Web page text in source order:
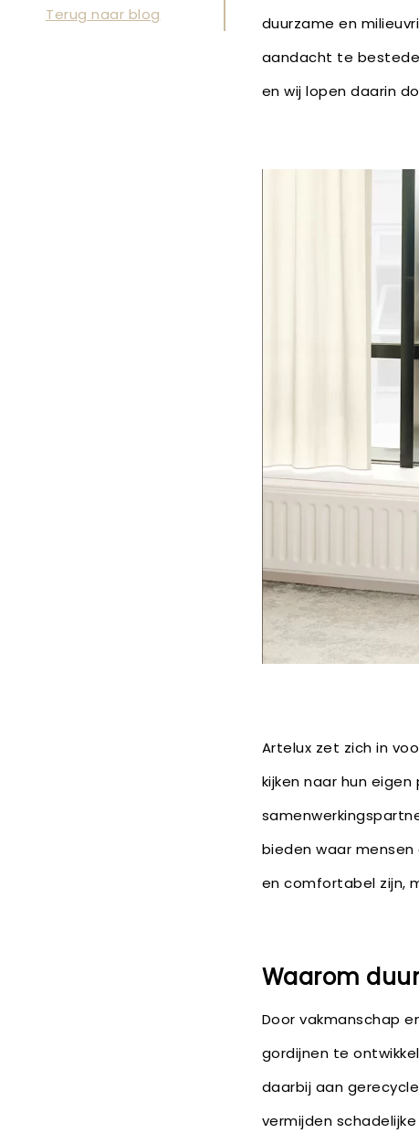
Terug naar blog
duurzame en
aandacht te
en wij lopen daarin
Artelux zet zich in
kijken naar hun
bieden waar
en comfortabel zijn,
Waarom
Door vakmanschap
gordijnen te
daarbij aan
vermijden